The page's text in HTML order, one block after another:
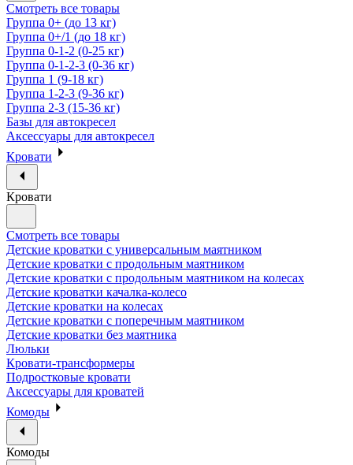
Смотреть все товары
Группа 0+ (до 13 кг)
Группа 0+/1 (до 18 кг)
Группа 0-1-2 (0-25 кг)
Группа 0-1-2-3 (0-36 кг)
Группа 1 (9-18 кг)
Группа 1-2-3 (9-36 кг)
Группа 2-3 (15-36 кг)
Базы для автокресел
Аксессуары для автокресел
Кровати
Кровати
Смотреть все товары
Детские кроватки с универсальным маятником
Детские кроватки с продольным маятником
Детские кроватки с продольным маятником на колесах
Детские кроватки качалка-колесо
Детские кроватки на колесах
Детские кроватки с поперечным маятником
Детские кроватки без маятника
Люльки
Кровати-трансформеры
Подростковые кровати
Аксессуары для кроватей
Комоды
Комоды